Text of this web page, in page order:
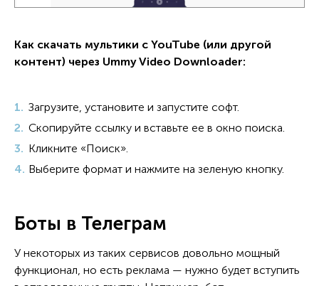
Как скачать мультики с YouTube (или другой
контент) через Ummy Video Downloader:
Загрузите, установите и запустите софт.
Скопируйте ссылку и вставьте ее в окно поиска.
Кликните «Поиск».
Выберите формат и нажмите на зеленую кнопку.
Боты в Телеграм
У некоторых из таких сервисов довольно мощный
функционал, но есть реклама — нужно будет вступить